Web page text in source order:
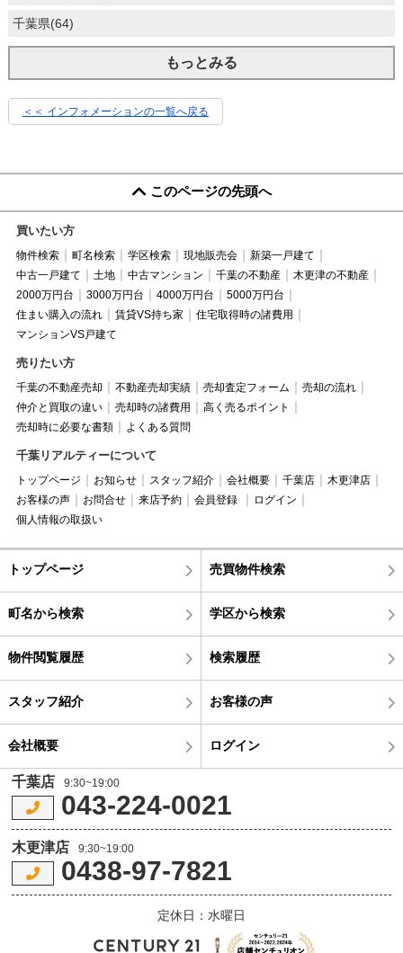
千葉県(64)
もっとみる
＜＜ インフォメーションの一覧へ戻る
このページの先頭へ
買いたい方
物件検索 町名検索 学区検索 現地販売会
新築一戸建て
中古一戸建て
土地 中古マンション 千葉の不動産
木更津の不動産
2000万円台
3000万円台 4000万円台
5000万円台
住まい購入の流れ
賃貸VS持ち家
住宅取得時の諸費用
マンションVS戸建て
売りたい方
千葉の不動産売却 不動産売却実績 売却査定フォーム
売却の流れ
仲介と買取の違い
売却時の諸費用
高く売るポイント
売却時に必要な書類
よくある質問
千葉リアルティーについて
トップページ お知らせ スタッフ紹介 会社概要 千葉店
木更津店
お客様の声
お問合せ 来店予約 会員登録
ログイン
個人情報の取扱い
トップページ 売買物件検索
町名から検索 学区から検索
物件閲覧履歴 検索履歴
スタッフ紹介 お客様の声
会社概要 ログイン
千葉店 9:30~19:00
043-224-0021
木更津店 9:30~19:00
0438-97-7821
定休日：水曜日